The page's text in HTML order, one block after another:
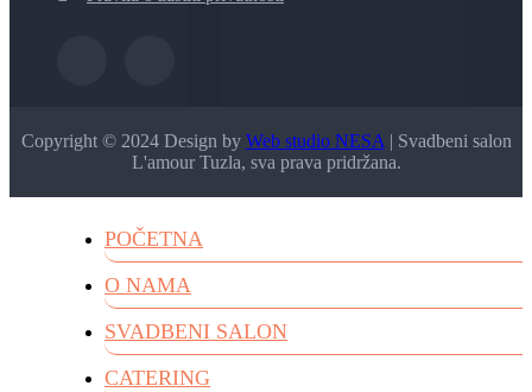
Copyright © 2024 Design by Web studio NESA | Svadbeni salon
L'amour Tuzla, sva prava pridržana.
POČETNA
O NAMA
SVADBENI SALON
CATERING